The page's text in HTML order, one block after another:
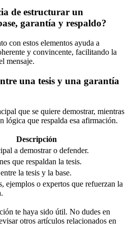
de estructurar un
garantía y respaldo?
con estos elementos ayuda a
y convincente, facilitando la
mensaje.
una tesis y una garantía
que se quiere demostrar, mientras
lógica que respalda esa afirmación.
Descripción
a demostrar o defender.
que respaldan la tesis.
la tesis y la base.
ejemplos o expertos que refuerzan la
te haya sido útil. No dudes en
otros artículos relacionados en